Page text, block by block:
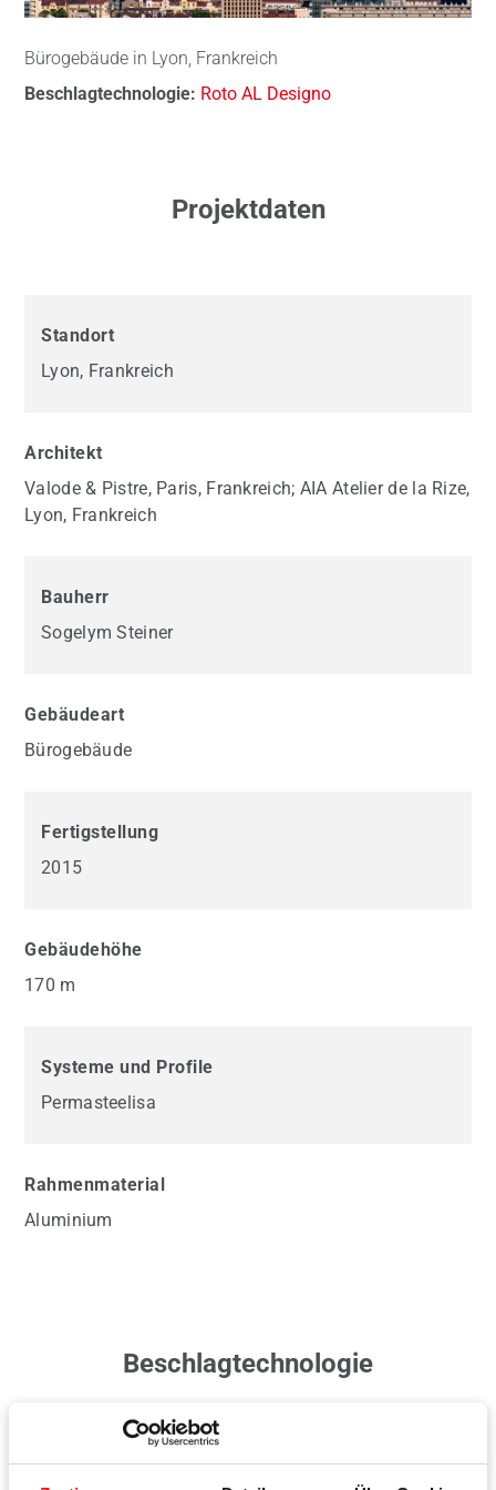
Bürogebäude in Lyon, Frankreich
Beschlagtechnologie: Roto AL Designo
Projektdaten
Standort
Lyon, Frankreich
Architekt
Valode & Pistre, Paris, Frankreich; AIA Atelier de la Rize,
Lyon, Frankreich
Bauherr
Sogelym Steiner
Gebäudeart
Bürogebäude
Fertigstellung
2015
Gebäudehöhe
170 m
Systeme und Profile
Permasteelisa
Rahmenmaterial
Aluminium
Beschlagtechnologie